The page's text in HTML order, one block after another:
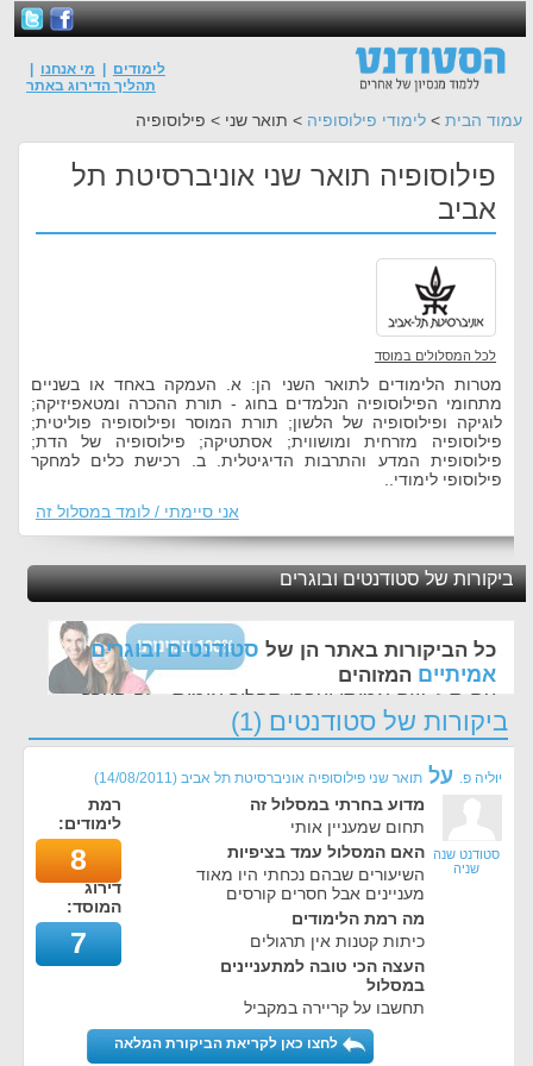
לימודים מי אנחנו
תהליך הדירוג באתר
עמוד הבית > לימודי פילוסופיה > תואר שני > פילוסופיה
פילוסופיה תואר שני אוניברסיטת תל
אביב
לכל המסלולים במוסד
מטרות הלימודים לתואר השני הן: א. העמקה באחד או בשניים
מתחומי הפילוסופיה הנלמדים בחוג - תורת ההכרה ומטאפיזיקה;
לוגיקה ופילוסופיה של הלשון; תורת המוסר ופילוסופיה פוליטית;
פילוסופיה מזרחית ומושווית; אסתטיקה; פילוסופיה של הדת;
פילוסופית המדע והתרבות הדיגיטלית. ב. רכישת כלים למחקר
פילוסופי לימודי..
אני סיימתי / לומד במסלול זה
ביקורות של סטודנטים ובוגרים
כל הביקורות באתר הן של סטודנטים ובוגרים
אמיתיים המזוהים
עם ת.ז, שם אמיתי ועברו תהליך אימות - זה הערך
החשוב לנו ביותר באתר
ביקורות של סטודנטים (1)
יוליה פ. על תואר שני פילוסופיה אוניברסיטת תל אביב (
14/08/2011
)
סטודנט שנה
שניה
מדוע בחרתי במסלול זה
תחום שמעניין אותי
האם המסלול עמד בציפיות
השיעורים שבהם נכחתי היו מאוד
מעניינים אבל חסרים קורסים
מה רמת הלימודים
כיתות קטנות אין תרגולים
העצה הכי טובה למתעניינים
במסלול
תחשבו על קריירה במקביל
רמת
לימודים:
8
דירוג
המוסד:
7
לחצו כאן לקריאת הביקורת המלאה